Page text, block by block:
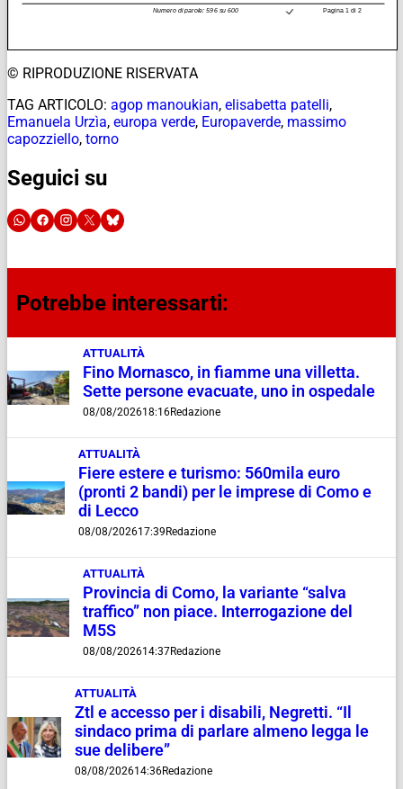
© RIPRODUZIONE RISERVATA
TAG ARTICOLO: agop manoukian, elisabetta patelli,
Emanuela Urzìa, europa verde, Europaverde, massimo
capozziello, torno
Seguici su
Potrebbe interessarti:
ATTUALITÀ
Fino Mornasco, in fiamme una villetta.
Sette persone evacuate, uno in ospedale
08/08/202618:16Redazione
ATTUALITÀ
Fiere estere e turismo: 560mila euro
(pronti 2 bandi) per le imprese di Como e
di Lecco
08/08/202617:39 Redazione
ATTUALITÀ
Provincia di Como, la variante “salva
traffico” non piace. Interrogazione del
M5S
08/08/202614:37Redazione
ATTUALITÀ
Ztl e accesso per i disabili, Negretti. “Il
sindaco prima di parlare almeno legga le
sue delibere”
08/08/202614:36Redazione